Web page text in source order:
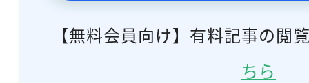
【無料会員向け】有料記事の閲
ちら